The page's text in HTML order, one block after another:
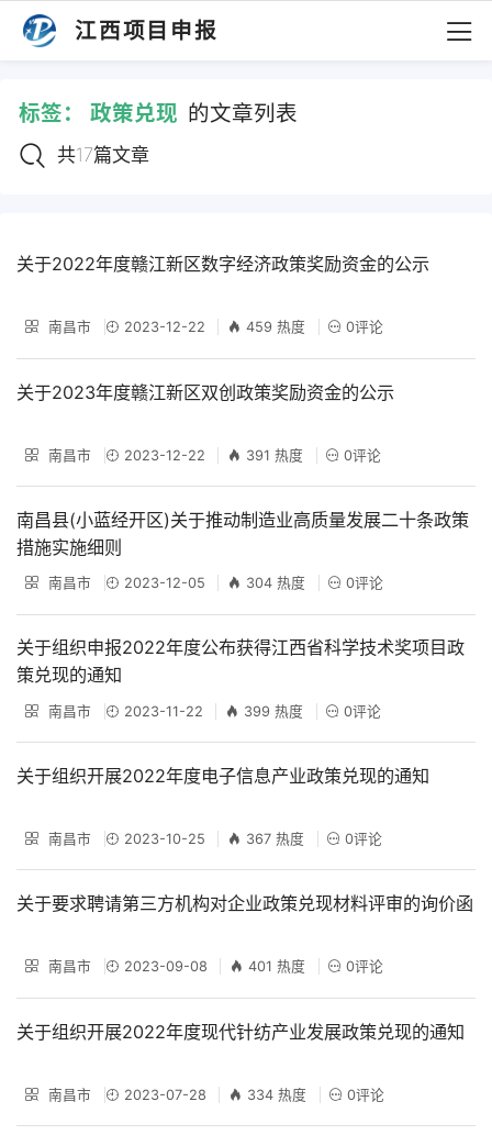
江西项目申报
标签： 政策兑现 的文章列表
共17篇文章
关于2022年度赣江新区数字经济政策奖励资金的公示
南昌市 2023-12-22 459 热度 0评论
关于2023年度赣江新区双创政策奖励资金的公示
南昌市 2023-12-22 391 热度 0评论
南昌县(小蓝经开区)关于推动制造业高质量发展二十条政策
措施实施细则
南昌市 2023-12-05 304 热度 0评论
关于组织申报2022年度公布获得江西省科学技术奖项目政
策兑现的通知
南昌市 2023-11-22 399 热度 0评论
关于组织开展2022年度电子信息产业政策兑现的通知
南昌市 2023-10-25 367 热度 0评论
关于要求聘请第三方机构对企业政策兑现材料评审的询价函
南昌市 2023-09-08 401 热度 0评论
关于组织开展2022年度现代针纺产业发展政策兑现的通知
南昌市 2023-07-28 334 热度 0评论